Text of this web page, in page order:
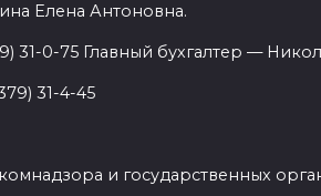
Елена Антоновна.
31-0-75 Главный бухгалтер —
31-4-45
и государственных